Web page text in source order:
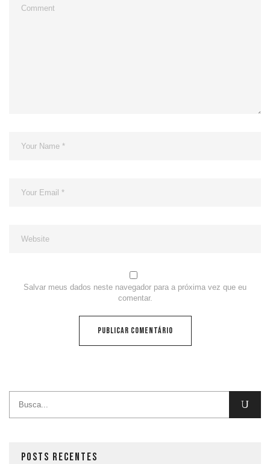
POSTS RECENTES
Salvar meus dados neste navegador para a próxima vez que eu
comentar.